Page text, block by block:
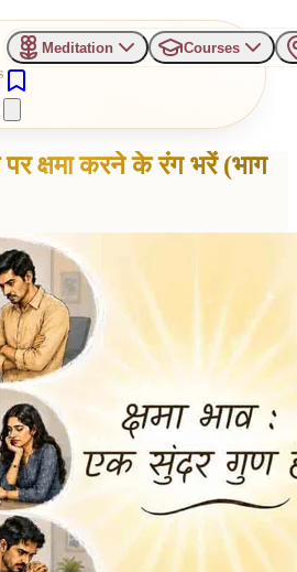
Meditation Courses
क्षमा करने के रंग भरें (भाग